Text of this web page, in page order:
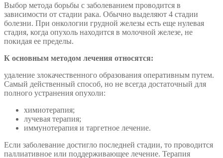
Выбор метода борьбы с заболеванием проводится в
зависимости от стадии рака. Обычно выделяют 4 стадии
болезни. При онкологии грудной железы есть еще нулевая
стадия, когда опухоль находится в молочной железе, не
покидая ее пределы.
К основным методом лечения относятся:
удаление злокачественного образования оперативным путем.
Самый действенный способ, но не всегда достаточный для
полного устранения опухоли:
химиотерапия;
лучевая терапия;
иммунотерапия и таргетное лечение.
Если заболевание достигло последней стадии, то проводится
паллиативное или поддерживающее лечение. Терапия